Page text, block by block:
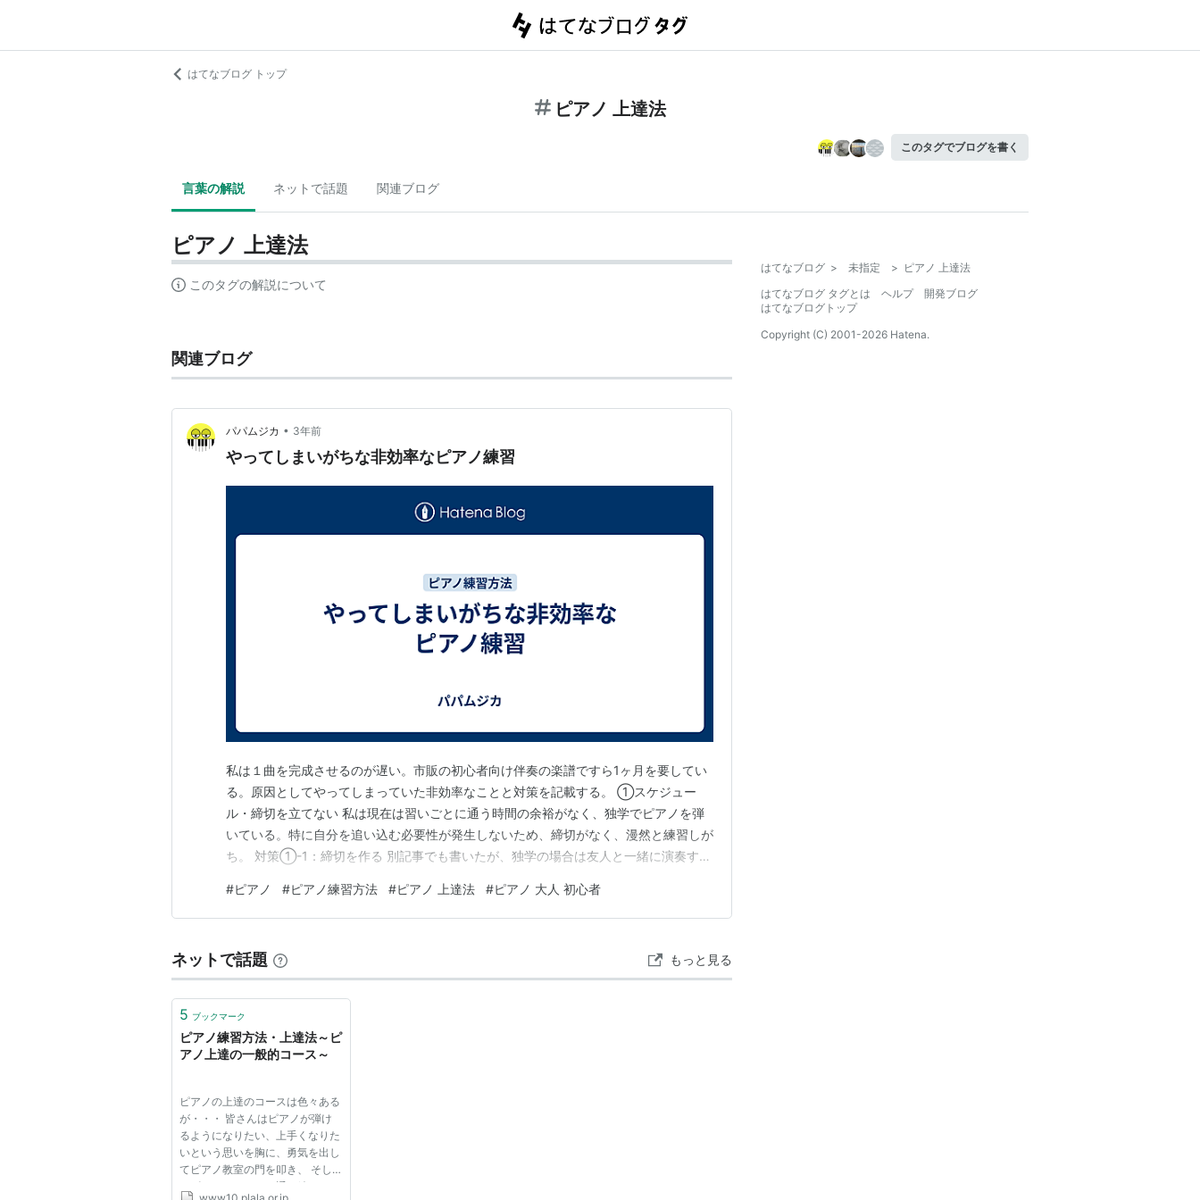
はてなブログ トップ
ピアノ 上達法
このタグでブログを書く
言葉の解説 ネットで話題 関連ブログ
ピアノ 上達法
このタグの解説について
関連ブログ
パパムジカ • 3年前
やってしまいがちな非効率なピアノ練習
私は１曲を完成させるのが遅い。市販の初心者向け伴奏の楽譜ですら1ヶ月を要してい
る。原因としてやってしまっていた非効率なことと対策を記載する。 ①スケジュー
ル・締切を立てない 私は現在は習いごとに通う時間の余裕がなく、独学でピアノを弾
いている。特に自分を追い込む必要性が発生しないため、締切がなく、漫然と練習しが
ち。 対策①-1：締切を作る 別記事でも書いたが、独学の場合は友人と一緒に演奏する
きる。 対策①-2：計画を作る コツは”細切れ”に”XXをやる”締切を作ること。「１ペー
ジを１週間かけてできるようになる」という…
#ピアノ #ピアノ練習方法 #ピアノ 上達法 #ピアノ 大人 初心者
ネットで話題 もっと見る
5 ブックマーク
ピアノ練習方法・上達法～ピ
アノ上達の一般的コース～
ピアノの上達のコースは色々ある
が・・・ 皆さんはピアノが弾け
るようになりたい、上手くなりた
いという思いを胸に、勇気を出し
てピアノ教室の門を叩き、 そし
てピアノレッスンに通い続けてい
はてなブログ > 未指定 > ピアノ 上達法
はてなブログ タグとは
ヘルプ
開発ブログ
はてなブログトップ
Copyright (C) 2001-2026 Hatena.